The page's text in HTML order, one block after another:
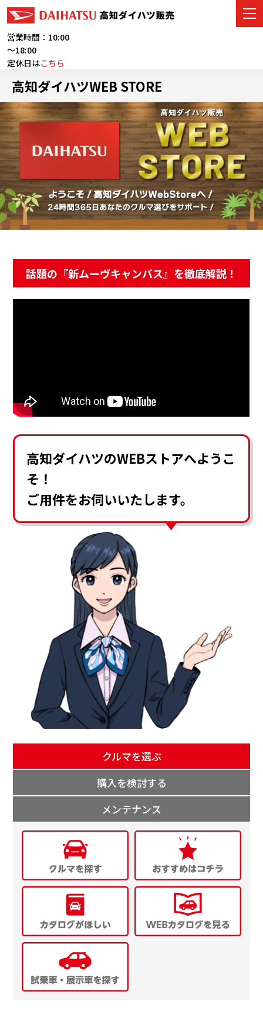
営業時間：10:00
～18:00
定休日はこちら
車をさがす
展示車・試乗車
店舗情報
ご購入者サポート
アフターサービス
イベント・キャンペーン
採用情報
高知ダイハツWEB STORE
話題の『新ムーヴキャンバス』を徹底解説！
高知ダイハツのWEBストアへようこ
そ！
ご用件をお伺いいたします。
クルマを選ぶ
購入を検討する
メンテナンス